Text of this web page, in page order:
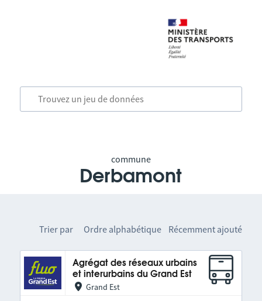
commune
Derbamont
Trier par Ordre alphabétique Récemment ajouté
Agrégat des réseaux urbains
et interurbains du Grand Est
Grand Est